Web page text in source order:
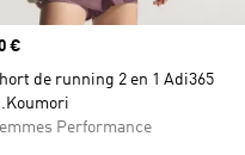
€
de running 2 en 1 Adi365
Performance